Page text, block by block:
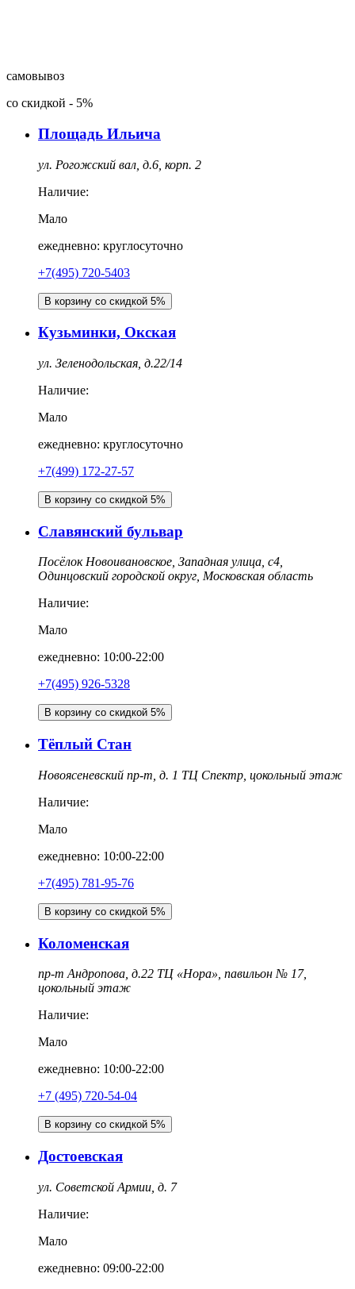
самовывоз
со скидкой - 5%
Площадь Ильича
ул. Рогожский вал, д.6, корп. 2
Наличие:
Мало
ежедневно: круглосуточно
+7(495) 720-5403
В корзину со скидкой 5%
Кузьминки, Окская
ул. Зеленодольская, д.22/14
Наличие:
Мало
ежедневно: круглосуточно
+7(499) 172-27-57
В корзину со скидкой 5%
Славянский бульвар
Посёлок Новоивановское, Западная улица, с4,
Одинцовский городской округ, Московская область
Наличие:
Мало
ежедневно: 10:00-22:00
+7(495) 926-5328
В корзину со скидкой 5%
Тёплый Стан
Новоясеневский пр-т, д. 1 ТЦ Спектр, цокольный этаж
Наличие:
Мало
ежедневно: 10:00-22:00
+7(495) 781-95-76
В корзину со скидкой 5%
Коломенская
пр-т Андропова, д.22 ТЦ «Нора», павильон № 17,
цокольный этаж
Наличие:
Мало
ежедневно: 10:00-22:00
‎+7 (495) 720-54-04
В корзину со скидкой 5%
Достоевская
ул. Советской Армии, д. 7
Наличие:
Мало
ежедневно: 09:00-22:00